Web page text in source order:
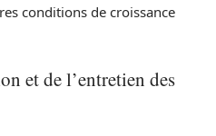
conditions de croissance
et de l’entretien des